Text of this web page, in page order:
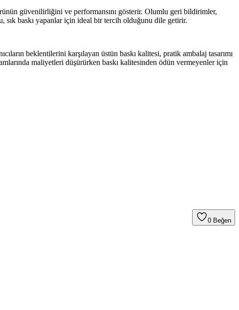
güvenilirliğini ve performansını gösterir. Olumlu geri bildirimler,
sık baskı yapanlar için ideal bir tercih olduğunu dile getirir.
beklentilerini karşılayan üstün baskı kalitesi, pratik ambalaj tasarımı
maliyetleri düşürürken baskı kalitesinden ödün vermeyenler için
0 Beğen